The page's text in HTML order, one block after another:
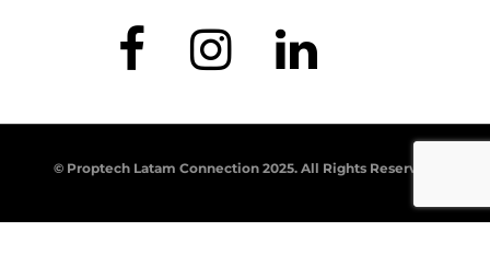
© Proptech Latam Connection 2025. All Rights Reserved.